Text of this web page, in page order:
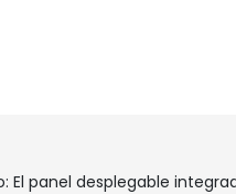
El panel desplegable